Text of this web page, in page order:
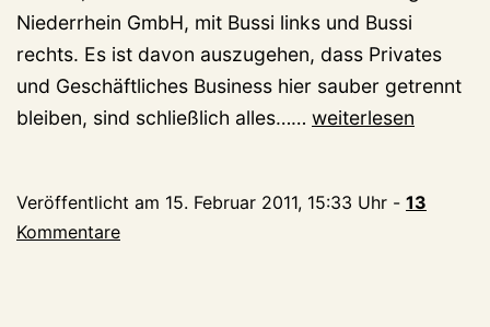
Niederrhein GmbH, mit Bussi links und Bussi
rechts. Es ist davon auszugehen, dass Privates
und Geschäftliches Business hier sauber getrennt
bleiben, sind schließlich alles…… Flughafen
links
weiterlesen
Veröffentlicht am 15. Februar 2011, 15:33 Uhr - 13
Kommentare